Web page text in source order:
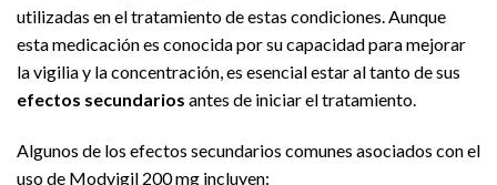
utilizadas en el tratamiento de estas condiciones. Aunque
esta medicación es conocida por su capacidad para mejorar
la vigilia y la concentración, es esencial estar al tanto de sus
efectos secundarios antes de iniciar el tratamiento.
Algunos de los efectos secundarios comunes asociados con el
uso de Modvigil 200 mg incluyen: